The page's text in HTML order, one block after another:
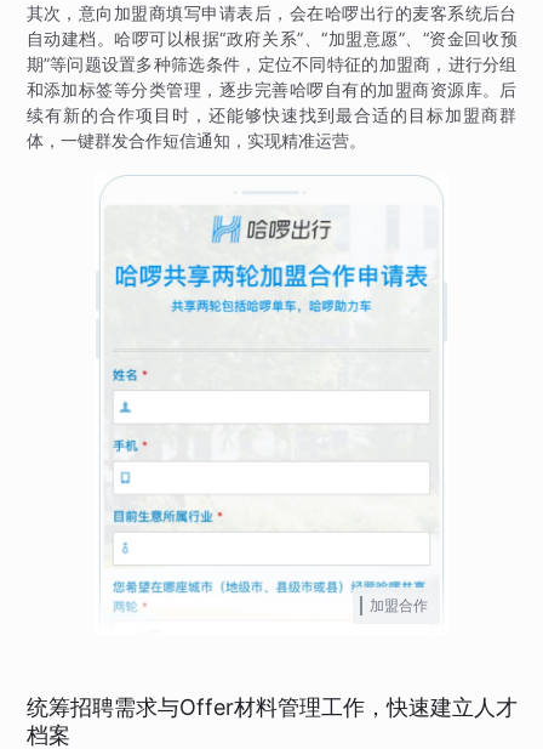
其次，意向加盟商填写申请表后，会在哈啰出行的麦客系统后台
自动建档。哈啰可以根据“政府关系”、“加盟意愿”、“资金回收预
期”等问题设置多种筛选条件，定位不同特征的加盟商，进行分组
和添加标签等分类管理，逐步完善哈啰自有的加盟商资源库。后
续有新的合作项目时，还能够快速找到最合适的目标加盟商群
体，一键群发合作短信通知，实现精准运营。
加盟合作
统筹招聘需求与Offer材料管理工作，快速建立人才
档案